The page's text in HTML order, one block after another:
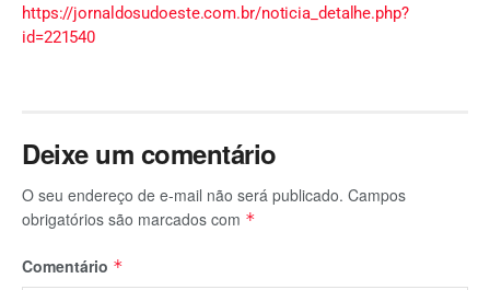
https://jornaldosudoeste.com.br/noticia_detalhe.php?
id=221540
Deixe um comentário
O seu endereço de e-mail não será publicado. Campos
obrigatórios são marcados com *
Comentário *